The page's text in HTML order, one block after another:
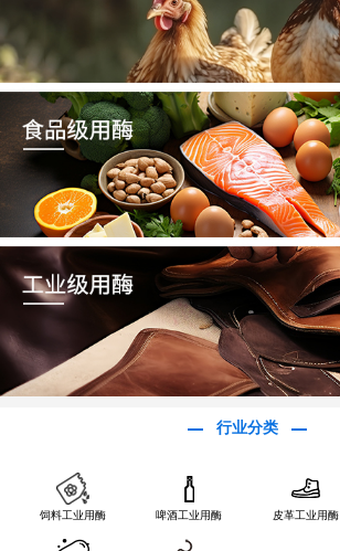
行业分类
饲料工业用酶 啤酒工业用酶 皮革工业用酶